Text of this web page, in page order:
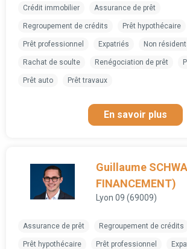
Crédit immobilier Assurance de prêt
Regroupement de crédits Prêt hypothécaire
Prêt professionnel Expatriés Non
Rachat de soulte Renégociation de prêt
Prêt auto Prêt travaux
En savoir plus
Guillaume
FINANCEMENT)
Lyon 09 (69009)
Assurance de prêt Regroupement de crédits
Prêt hypothécaire Prêt professionnel